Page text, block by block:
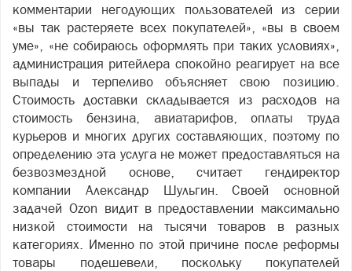
комментарии негодующих пользователей из серии
«вы так растеряете всех покупателей», «вы в своем
уме», «не собираюсь оформлять при таких условиях»,
администрация ритейлера спокойно реагирует на все
выпады и терпеливо объясняет свою позицию.
Стоимость доставки складывается из расходов на
стоимость бензина, авиатарифов, оплаты труда
курьеров и многих других составляющих, поэтому по
определению эта услуга не может предоставляться на
безвозмездной основе, считает гендиректор
компании Александр Шульгин. Своей основной
задачей Оzon видит в предоставлении максимально
низкой стоимости на тысячи товаров в разных
категориях. Именно по этой причине после реформы
товары подешевели, поскольку покупателей